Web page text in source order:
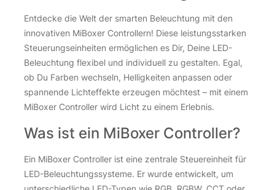
Entdecke die Welt der smarten Beleuchtung mit den
innovativen MiBoxer Controllern! Diese leistungsstarken
Steuerungseinheiten ermöglichen es Dir, Deine LED-
Beleuchtung flexibel und individuell zu gestalten. Egal,
ob Du Farben wechseln, Helligkeiten anpassen oder
spannende Lichteffekte erzeugen möchtest – mit einem
MiBoxer Controller wird Licht zu einem Erlebnis.
Was ist ein MiBoxer Controller?
Ein MiBoxer Controller ist eine zentrale Steuereinheit für
LED-Beleuchtungssysteme. Er wurde entwickelt, um